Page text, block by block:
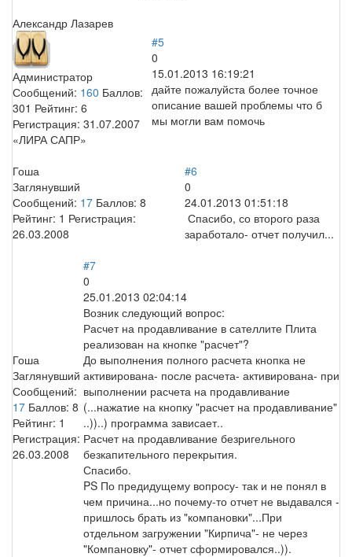
Александр Лазарев
Администратор
Сообщений: 160 Баллов:
301 Рейтинг: 6
Регистрация: 31.07.2007
«ЛИРА САПР»
#5
0
15.01.2013 16:19:21
дайте пожалуйста более точное
описание вашей проблемы что б
мы могли вам помочь
Гоша
Заглянувший
Сообщений: 17 Баллов: 8
Рейтинг: 1 Регистрация:
26.03.2008
#6
0
24.01.2013 01:51:18
Спасибо, со второго раза
заработало- отчет получил...
Гоша
Заглянувший
Сообщений:
17 Баллов: 8
Рейтинг: 1
Регистрация:
26.03.2008
#7
0
25.01.2013 02:04:14
Возник следующий вопрос:
Расчет на продавливание в сателлите Плита
реализован на кнопке "расчет"?
До выполнения полного расчета кнопка не
активирована- после расчета- активирована- при
выполнении расчета на продавливание
(...нажатие на кнопку "расчет на продавливание"
..))..) программа зависает..
Расчет на продавливание безригельного
безкапительного перекрытия.
Спасибо.
PS По предидущему вопросу- так и не понял в
чем причина...но почему-то отчет не выдавался -
пришлось брать из "компановки"...При
отдельном загружении "Кирпича"- не через
"Компановку"- отчет сформировался..)).